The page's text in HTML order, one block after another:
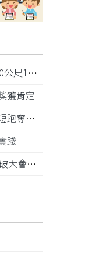
87奪金
獲肯定
摘銅
踐
紀錄